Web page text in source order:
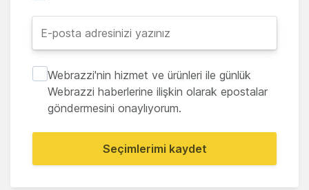
Webrazzi'nin hizmet ve ürünleri ile günlük
Webrazzi haberlerine ilişkin olarak epostalar
göndermesini onaylıyorum.
Seçimlerimi kaydet